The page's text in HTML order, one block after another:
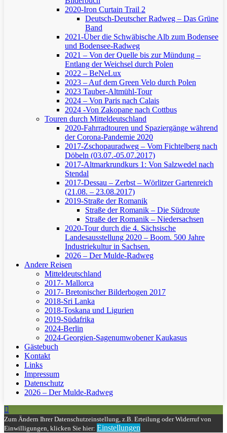
2020-Iron Curtain Trail 2
Deutsch-Deutscher Radweg – Das Grüne
Band
2021-Über die Schwäbische Alb zum Bodensee
und Bodensee-Radweg
2021 – Von der Quelle bis zur Mündung –
Entlang der Weichsel durch Polen
2022 – BeNeLux
2023 – Auf dem Green Velo durch Polen
2023 Tauber-Altmühl-Tour
2024 – Von Paris nach Calais
2024 -Von Zakopane nach Cottbus
Touren durch Mitteldeutschland
2020-Fahrradtouren und Spaziergänge während
der Corona-Pandemie 2020
2017-Zschopauradweg – Vom Fichtelberg nach
Döbeln (03.07.-05.07.2017)
2017-Altmarkrundkurs 1: Von Salzwedel nach
Stendal
2017-Dessau – Zerbst – Wörlitzer Gartenreich
(21.08. – 23.08.2017)
2019-Straße der Romanik
Straße der Romanik – Die Südroute
Straße der Romanik – Niedersachsen
2020-Tour durch die 4. Sächsische
Landesausstellung 2020 – Boom. 500 Jahre
Industriekultur in Sachsen.
2026 – Der Mulde-Radweg
Andere Reisen
Mitteldeutschland
2017- Mallorca
2017- Bretonischer Bilderbogen 2017
2018-Sri Lanka
2018-Toskana und Ligurien
2019-Südafrika
2024-Berlin
2024-Georgien-Sagenumwobener Kaukasus
Gästebuch
Kontakt
Links
Impressum
Datenschutz
2026 – Der Mulde-Radweg
Zum Ändern Ihrer Datenschutzeinstellung, z.B. Erteilung oder Widerruf von
Einwilligungen, klicken Sie hier: Einstellungen